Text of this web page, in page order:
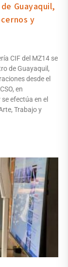
Guayaquil,
y
CIF del MZ14 se
de Guayaquil,
desde el
en
efectúa en el
Trabajo y